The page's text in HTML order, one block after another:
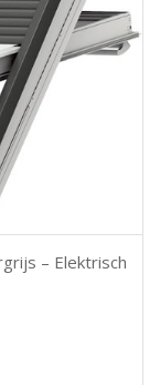
– Elektrisch